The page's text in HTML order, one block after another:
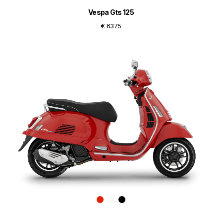
Vespa Gts 125
€ 6375